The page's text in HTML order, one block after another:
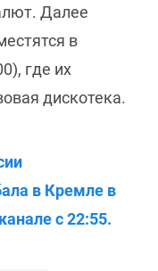
Далее
в
где их
дискотека.
в Кремле в
с 22:55.